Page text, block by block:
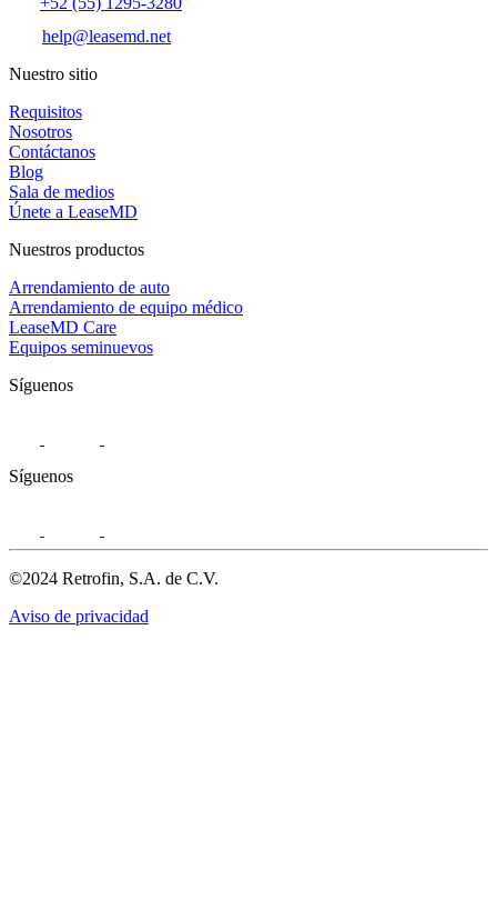
help@leasemd.net
Nuestro sitio
Requisitos
Nosotros
Contáctanos
Blog
Sala de medios
Únete a LeaseMD
Nuestros productos
Arrendamiento de auto
Arrendamiento de equipo médico
LeaseMD Care
Equipos seminuevos
Síguenos
Síguenos
©2024 Retrofin, S.A. de C.V.
Aviso de privacidad